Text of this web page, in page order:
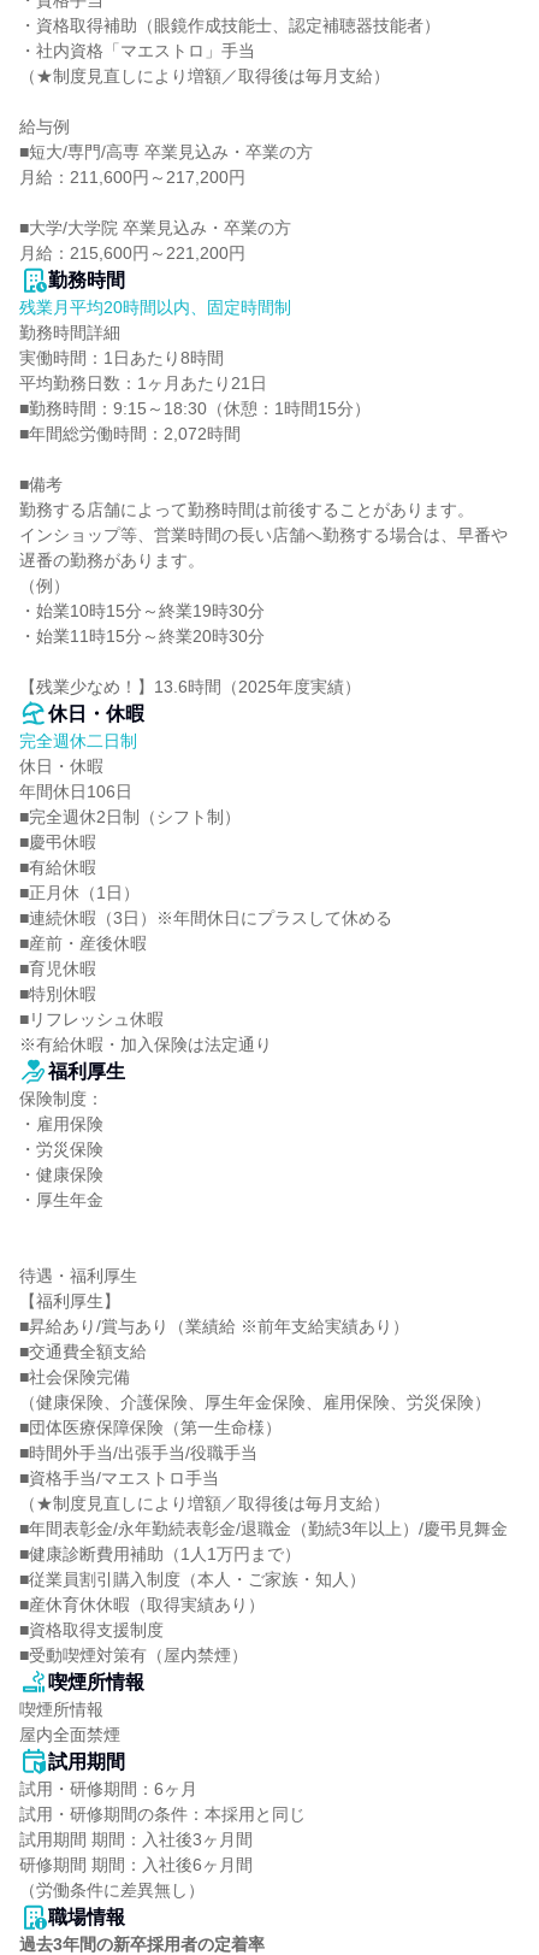
・資格取得補助（眼鏡作成技能士、認定補聴器技能者）
・社内資格「マエストロ」手当
（★制度見直しにより増額／取得後は毎月支給）
給与例
■短大/専門/高専 卒業見込み・卒業の方
月給：211,600円～217,200円
■大学/大学院 卒業見込み・卒業の方
月給：215,600円～221,200円
勤務時間
残業月平均20時間以内、固定時間制
勤務時間詳細
実働時間：1日あたり8時間
平均勤務日数：1ヶ月あたり21日
■勤務時間：9:15～18:30（休憩：1時間15分）
■年間総労働時間：2,072時間
■備考
勤務する店舗によって勤務時間は前後することがあります。
インショップ等、営業時間の長い店舗へ勤務する場合は、早番や
遅番の勤務があります。
（例）
・始業10時15分～終業19時30分
・始業11時15分～終業20時30分
【残業少なめ！】13.6時間（2025年度実績）
休日・休暇
完全週休二日制
休日・休暇
年間休日106日
■完全週休2日制（シフト制）
■慶弔休暇
■有給休暇
■正月休（1日）
■連続休暇（3日）※年間休日にプラスして休める
■産前・産後休暇
■育児休暇
■特別休暇
■リフレッシュ休暇
※有給休暇・加入保険は法定通り
福利厚生
保険制度：
・雇用保険
・労災保険
・健康保険
・厚生年金
待遇・福利厚生
【福利厚生】
■昇給あり/賞与あり（業績給 ※前年支給実績あり）
■交通費全額支給
■社会保険完備
（健康保険、介護保険、厚生年金保険、雇用保険、労災保険）
■団体医療保障保険（第一生命様）
■時間外手当/出張手当/役職手当
■資格手当/マエストロ手当
（★制度見直しにより増額／取得後は毎月支給）
■年間表彰金/永年勤続表彰金/退職金（勤続3年以上）/慶弔見舞金
■健康診断費用補助（1人1万円まで）
■従業員割引購入制度（本人・ご家族・知人）
■産休育休休暇（取得実績あり）
■資格取得支援制度
■受動喫煙対策有（屋内禁煙）
喫煙所情報
喫煙所情報
屋内全面禁煙
試用期間
試用・研修期間：6ヶ月
試用・研修期間の条件：本採用と同じ
試用期間 期間：入社後3ヶ月間
研修期間 期間：入社後6ヶ月間
職場情報
過去3年間の新卒採用者の定着率